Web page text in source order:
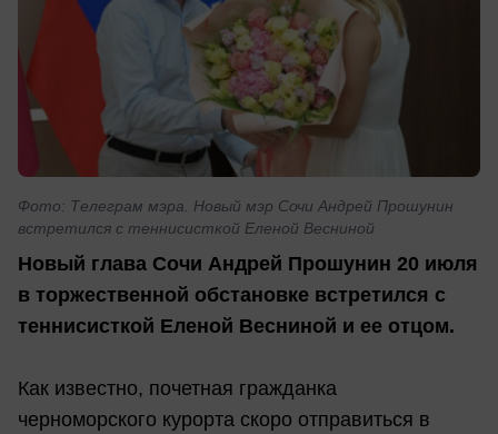
Фото: Телеграм мэра. Новый мэр Сочи Андрей Прошунин
встретился с теннисисткой Еленой Весниной
Новый глава Сочи Андрей Прошунин 20 июля
в торжественной обстановке встретился с
теннисисткой Еленой Весниной и ее отцом.
Как известно, почетная гражданка
черноморского курорта скоро отправиться в